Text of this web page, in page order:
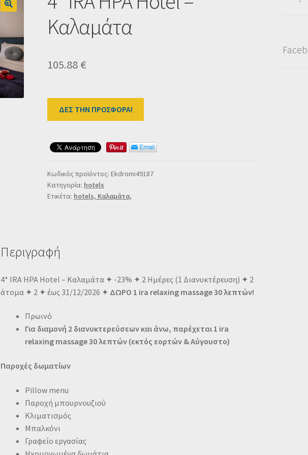
Καλαμάτα
105.88 €
ΔΕΣ ΤΗΝ ΠΡΟΣΦΟΡΑ!
Κωδικός προϊόντος:Ekdromi49187
Κατηγορία: hotels
Ετικέτα: hotels, Καλαμάτα,
Περιγραφή
4* IRA HPA Hotel – Καλαμάτα ✦ -23% ✦ 2 Ημέρες (1 Διανυκτέρευση) ✦ 2
άτομα ✦ 2 ✦ έως 31/12/2026 ✦ ΔΩΡΟ 1 ira relaxing massage 30 λεπτών!
Πρωινό
Για διαμονή 2 διανυκτερεύσεων και άνω, παρέχεται 1 ira
relaxing massage 30 λεπτών (εκτός εορτών & Αύγουστο)
Παροχές δωματίων
Pillow menu
Παροχή μπουρνουζιού
Κλιματισμός
Μπαλκόνι
Γραφείο εργασίας